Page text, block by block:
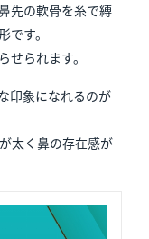
先の軟骨を糸で縛
す。
られます。
印象になれるのが
太く鼻の存在感が